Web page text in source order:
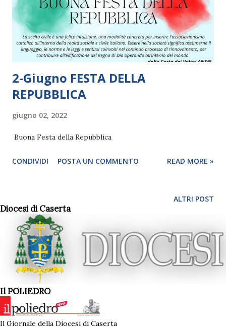
2-Giugno FESTA DELLA
REPUBBLICA
giugno 02, 2022
Buona Festa della Repubblica
CONDIVIDI POSTA UN COMMENTO READ MORE »
ALTRI POST
Diocesi di Caserta
Il POLIEDRO
Il Giornale della Diocesi di Caserta